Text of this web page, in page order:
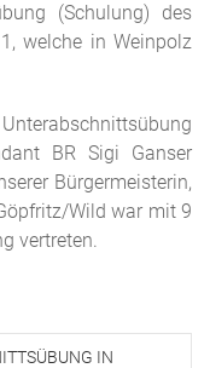
(Schulung) des
welche in Weinpolz
BR Sigi Ganser
Bürgermeisterin,
Wild war mit 9
vertreten.
IN